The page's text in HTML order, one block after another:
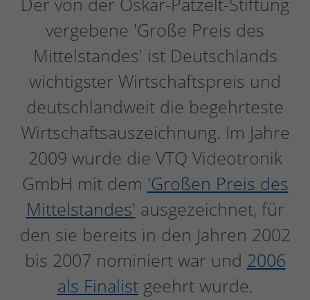
vergebene 'Große Preis des
Mittelstandes' ist Deutschlands
wichtigster Wirtschaftspreis und
deutschlandweit die begehrteste
Wirtschaftsauszeichnung. Im Jahre
2009 wurde die VTQ Videotronik
GmbH mit dem 'Großen Preis des
Mittelstandes' ausgezeichnet, für
den sie bereits in den Jahren 2002
bis 2007 nominiert war und 2006
als Finalistgeehrt wurde.